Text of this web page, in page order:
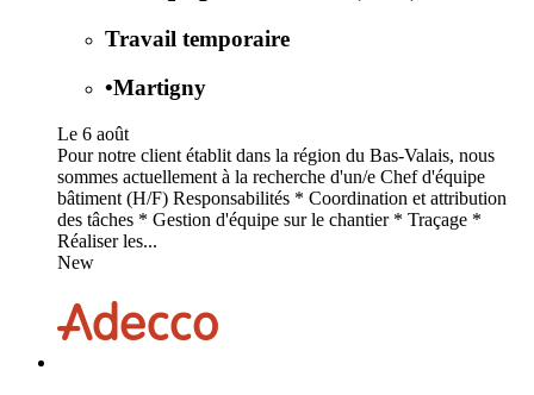
Travail temporaire
•Martigny
Le 6 août
Pour notre client établit dans la région du Bas-Valais, nous
sommes actuellement à la recherche d'un/e Chef d'équipe
bâtiment (H/F) Responsabilités * Coordination et attribution
des tâches * Gestion d'équipe sur le chantier * Traçage *
Réaliser les...
New